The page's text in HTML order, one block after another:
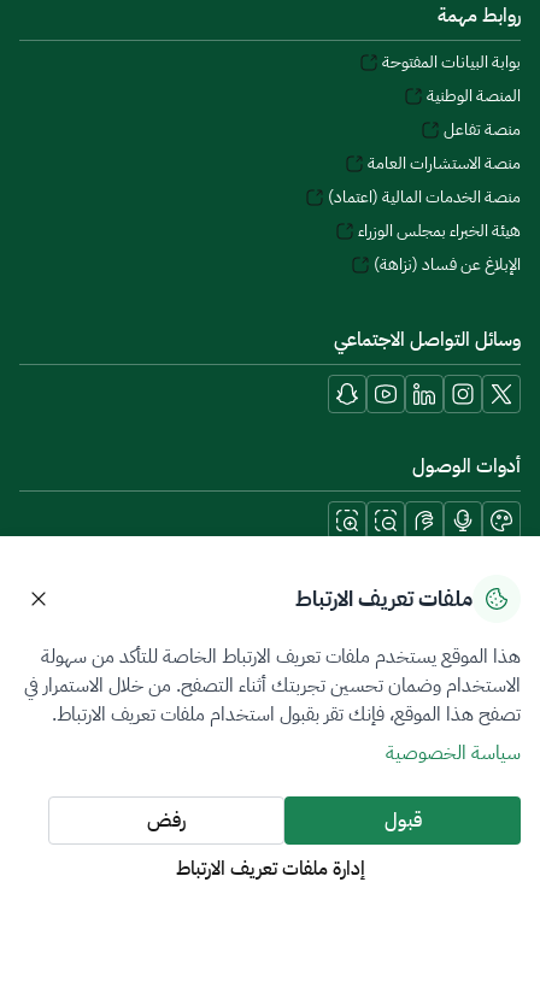
روابط مهمة
بوابة البيانات المفتوحة
المنصة الوطنية
منصة تفاعل
منصة الاستشارات العامة
منصة الخدمات المالية (اعتماد)
هيئة الخبراء بمجلس الوزراء
الإبلاغ عن فساد (نزاهة)
وسائل التواصل الاجتماعي
أدوات الوصول
حمل تطبيقات الجوال
سياسة الخصوصية شروط الاستخدام خريطة الموقع
جميع الحقوق محفوظة 2026 © ZATCA.GOV.SA
تم تطويره وصيانته بواسطة هيئة الزكاة والضريبة والجمارك
ملفات تعريف الارتباط
هذا الموقع يستخدم ملفات تعريف الارتباط الخاصة للتأكد من سهولة
الاستخدام وضمان تحسين تجربتك أثناء التصفح. من خلال الاستمرار في
تصفح هذا الموقع، فإنك تقر بقبول استخدام ملفات تعريف الارتباط.
سياسة الخصوصية
قبول
رفض
إدارة ملفات تعريف الارتباط